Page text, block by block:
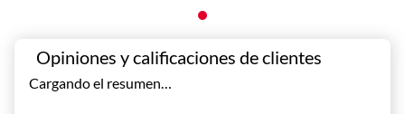
Cargando el resumen…